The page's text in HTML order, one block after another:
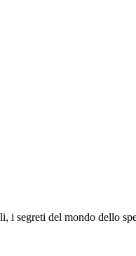
i segreti del mondo dello